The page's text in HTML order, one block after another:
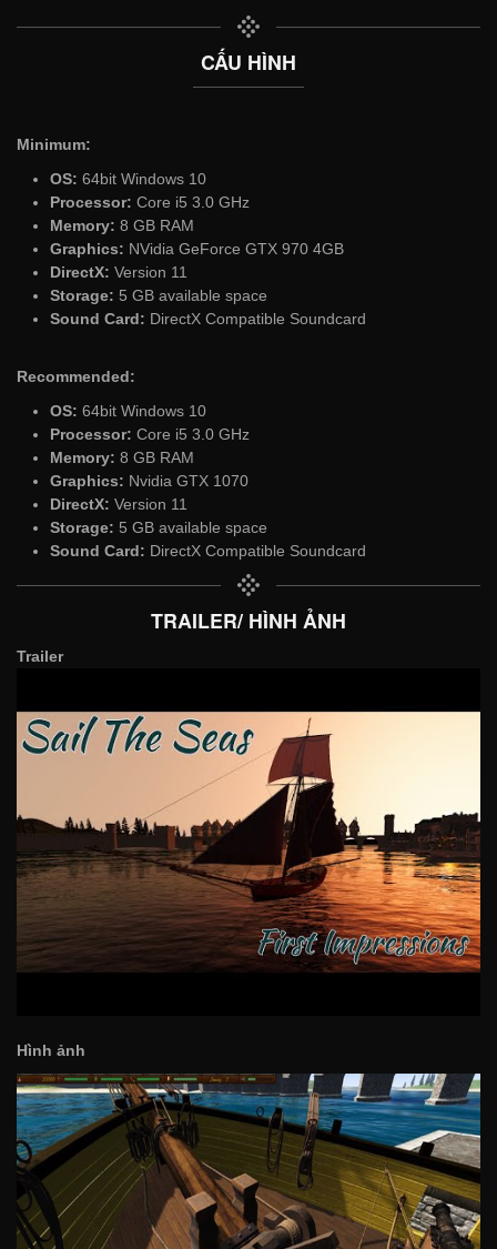
CẤU HÌNH
Minimum:
OS: 64bit Windows 10
Processor: Core i5 3.0 GHz
Memory: 8 GB RAM
Graphics: NVidia GeForce GTX 970 4GB
DirectX: Version 11
Storage: 5 GB available space
Sound Card: DirectX Compatible Soundcard
Recommended:
OS: 64bit Windows 10
Processor: Core i5 3.0 GHz
Memory: 8 GB RAM
Graphics: Nvidia GTX 1070
DirectX: Version 11
Storage: 5 GB available space
Sound Card: DirectX Compatible Soundcard
TRAILER/ HÌNH ẢNH
Trailer
Hình ảnh